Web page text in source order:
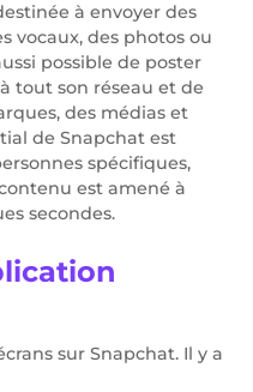
à envoyer des
vocaux, des photos ou
possible de poster
tout son réseau et de
des médias et
de Snapchat est
spécifiques,
est amené à
secondes.
sur Snapchat. Il y a